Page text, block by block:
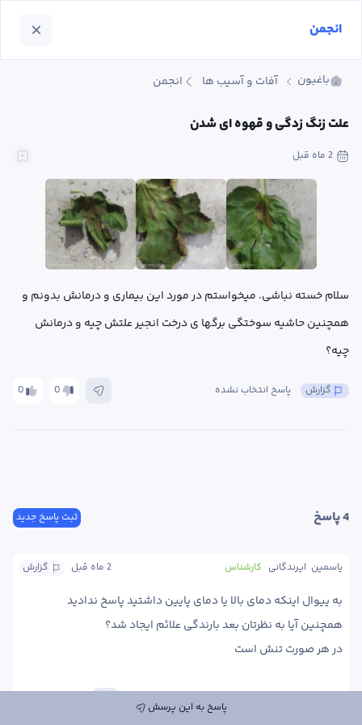
باغبون آفات و آسیب ها انجمن
علت زنگ زدگی و قهوه ای شدن
2 ماه قبل
چیه؟
0 0 پاسخ انتخاب نشده گزارش
ثبت پاسخ جدید 4 پاسخ
گزارش 2 ماه قبل کارشناس یاسمین  ایرندگانی
در هر صورت تنش است
پاسخ به این پرسش
انجمن